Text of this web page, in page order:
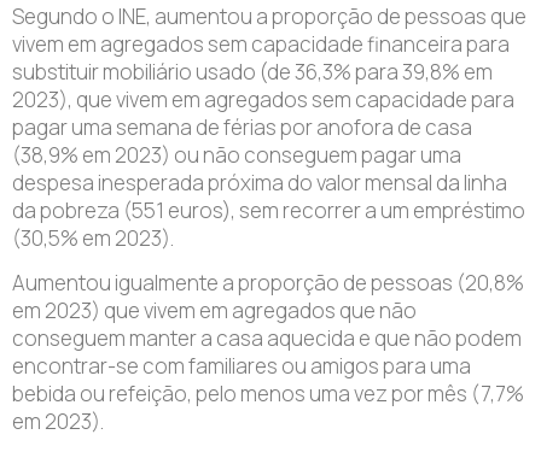
Segundo o INE, aumentou a proporção de pessoas que
vivem em agregados sem capacidade financeira para
substituir mobiliário usado (de 36,3% para 39,8% em
2023), que vivem em agregados sem capacidade para
pagar uma semana de férias por anofora de casa
(38,9% em 2023) ou não conseguem pagar uma
despesa inesperada próxima do valor mensal da linha
da pobreza (551 euros), sem recorrer a um empréstimo
(30,5% em 2023).
Aumentou igualmente a proporção de pessoas (20,8%
em 2023) que vivem em agregados que não
conseguem manter a casa aquecida e que não podem
encontrar-se com familiares ou amigos para uma
bebida ou refeição, pelo menos uma vez por mês (7,7%
em 2023).